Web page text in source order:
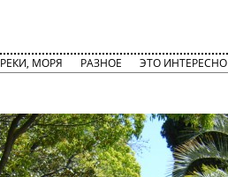
РЕКИ, МОРЯ РАЗНОЕ ЭТО ИНТЕРЕСНО